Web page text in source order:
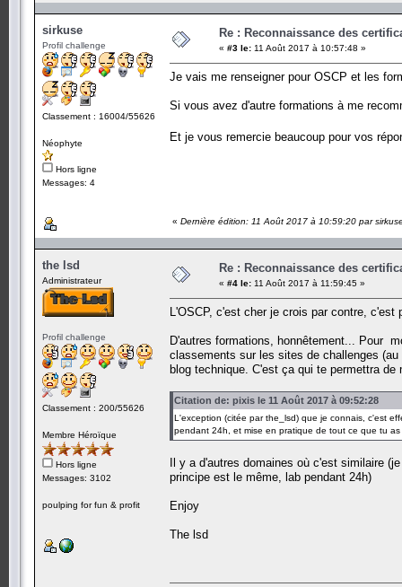
sirkuse
Profil challenge
Classement : 16004/55626
Néophyte
Hors ligne
Messages: 4
Re : Reconnaissance des
« #3 le: 11 Août 2017 à 10:57:48 »
Je vais me renseigner pour OSCP et les
Si vous avez d'autre formations à me
Et je vous remercie beaucoup pour vos
« Dernière édition: 11 Août 2017 à 10:59:20 par
the lsd
Administrateur
Profil challenge
Classement : 200/55626
Membre Héroïque
Hors ligne
Messages: 3102
poulping for fun & profit
Re : Reconnaissance des
« #4 le: 11 Août 2017 à 11:59:45 »
L'OSCP, c'est cher je crois par contre,
D'autres formations, honnêtement... Pour
classements sur les sites de challenges
blog technique. C'est ça qui te permettra de
Citation de: pixis le 11 Août 2017 à 09:52:28
L'exception (citée par the_lsd) que je connais, c'est
pendant 24h, et mise en pratique de tout ce que tu as
Il y a d'autres domaines où c'est similaire
principe est le même, lab pendant 24h)
Enjoy
The lsd